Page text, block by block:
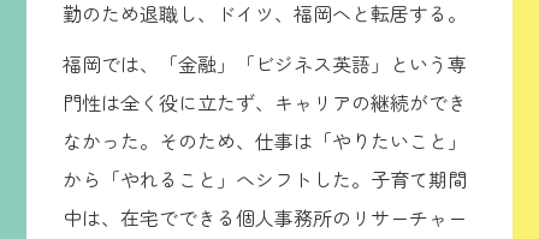
勤のため退職し、ドイツ、福岡へと転居する。
福岡では、「金融」「ビジネス英語」という専
門性は全く役に立たず、キャリアの継続ができ
なかった。そのため、仕事は「やりたいこと」
から「やれること」へシフトした。子育て期間
中は、在宅でできる個人事務所のリサーチャー